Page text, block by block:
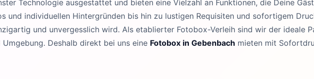
Technologie ausgestattet und bieten eine Vielzahl an Funktionen, die Deine
und individuellen Hintergründen bis hin zu lustigen Requisiten und sofortigem
und unvergesslich wird. Als etablierter Fotobox-Verleih sind wir der ideale
Deshalb direkt bei uns eine Fotobox in Gebenbach mieten mit